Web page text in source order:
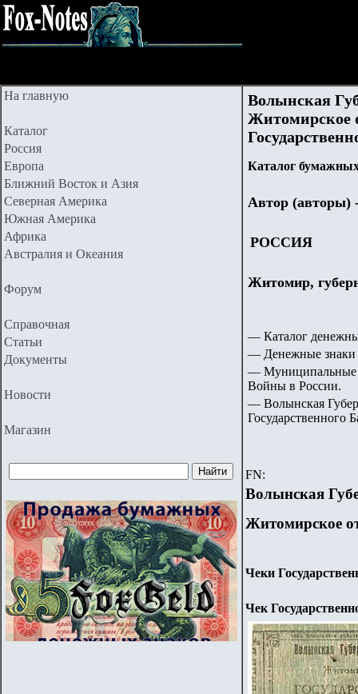
На главную
Каталог
Россия
Европа
Ближний Восток и Азия
Северная Америка
Южная Америка
Африка
Австралия и Океания
Форум
Справочная
Статьи
Документы
Новости
Магазин
Волынская
Житомирское
Каталог
Автор (авторы)
РОССИЯ
Житомир,
— Каталог
— Денежные знаки
— Муниципальные
Войны в России.
— Волынская
Государственного
FN:
Волынская
Житомирское
Чеки
Чек